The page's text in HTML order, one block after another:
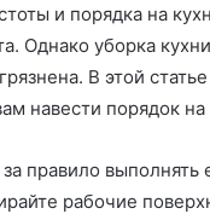
и порядка на
Однако уборка
В этой
навести порядок
правило
рабочие